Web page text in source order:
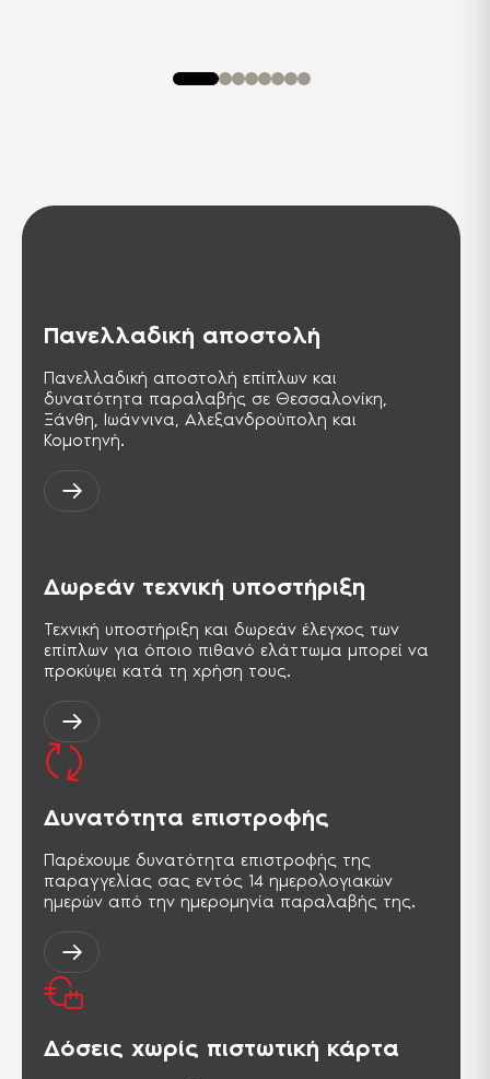
φορμαλδεΰδη
Πανελλαδική αποστολή
Πανελλαδική αποστολή επίπλων και
δυνατότητα παραλαβής σε Θεσσαλονίκη,
Ξάνθη, Ιωάννινα, Αλεξανδρούπολη και
Κομοτηνή.
Δωρεάν τεχνική υποστήριξη
Τεχνική υποστήριξη και δωρεάν έλεγχος των
επίπλων για όποιο πιθανό ελάττωμα μπορεί να
προκύψει κατά τη χρήση τους.
Δυνατότητα επιστροφής
Παρέχουμε δυνατότητα επιστροφής της
παραγγελίας σας εντός 14 ημερολογιακών
ημερών από την ημερομηνία παραλαβής της.
Δόσεις χωρίς πιστωτική κάρτα